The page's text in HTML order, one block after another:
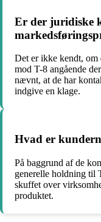
Er der juridiske
Det er ikke kendt, om
mod T-8 angående
nævnt, at de har
indgive en klage.
Hvad er
På baggrund af de
generelle holdning til
skuffet over
produktet.